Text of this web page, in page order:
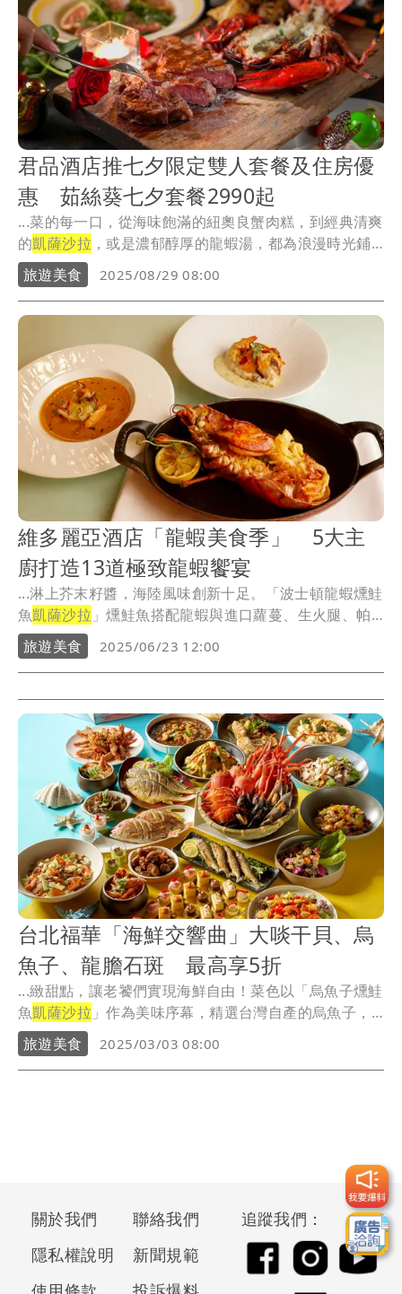
君品酒店推七夕限定雙人套餐及住房優
惠 茹絲葵七夕套餐2990起
...菜的每一口，從海味飽滿的紐奧良蟹肉糕，到經典清爽
的凱薩沙拉 ，或是濃郁醇厚的龍蝦湯，都為浪漫時光鋪
墊序...
旅遊美食 2025/08/29 08:00
維多麗亞酒店「龍蝦美食季」 5大主
廚打造13道極致龍蝦饗宴
...淋上芥末籽醬，海陸風味創新十足。「波士頓龍蝦燻鮭
魚凱薩沙拉 」燻鮭魚搭配龍蝦與進口蘿蔓、生火腿、帕
瑪森...
旅遊美食 2025/06/23 12:00
台北福華「海鮮交響曲」大啖干貝、烏
魚子、龍膽石斑 最高享5折
...緻甜點，讓老饕們實現海鮮自由！菜色以「烏魚子燻鮭
魚凱薩沙拉 」作為美味序幕，精選台灣自產的烏魚子，
經由...
旅遊美食 2025/03/03 08:00
關於我們
聯絡我們
隱私權說明
新聞規範
追蹤我們：